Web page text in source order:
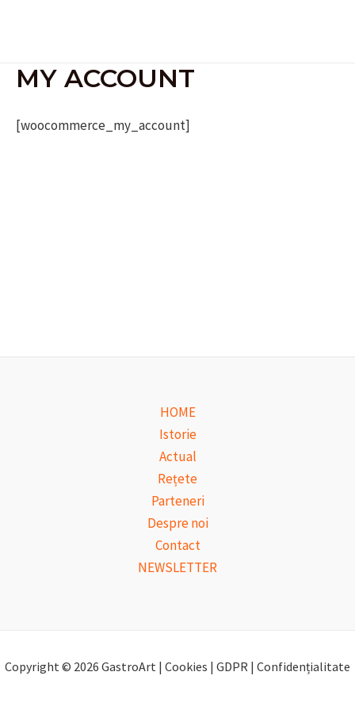
MY ACCOUNT
[woocommerce_my_account]
HOME
Istorie
Actual
Rețete
Parteneri
Despre noi
Contact
NEWSLETTER
Copyright © 2026 GastroArt | Cookies | GDPR | Confidențialitate